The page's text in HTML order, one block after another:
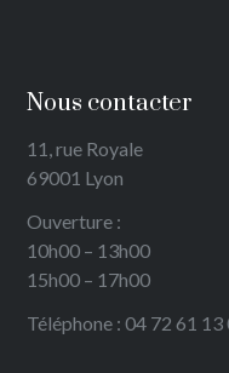
Nous contacter
11, rue Royale
69001 Lyon
Ouverture :
10h00 – 13h00
15h00 – 17h00
Téléphone : 04 72 61 13